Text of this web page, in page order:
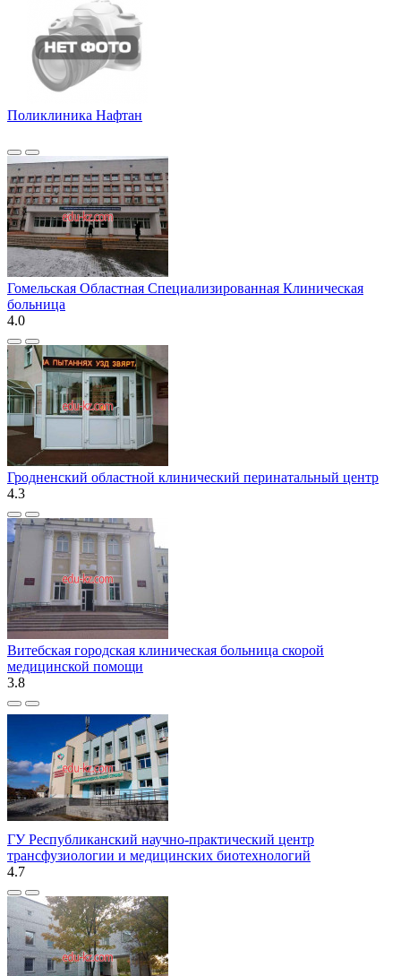
Поликлиника Нафтан
Гомельская Областная Специализированная Клиническая
больница
4.0
Гродненский областной клинический перинатальный центр
4.3
Витебская городская клиническая больница скорой
медицинской помощи
3.8
ГУ Республиканский научно-практический центр
трансфузиологии и медицинских биотехнологий
4.7